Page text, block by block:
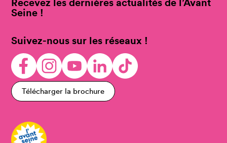
Seine !
Suivez-nous sur les réseaux !
Télécharger la brochure